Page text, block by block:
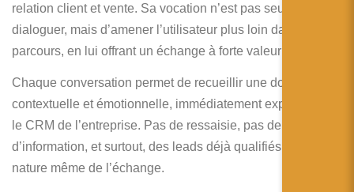
relation client et vente. Sa vocation n’est pas seulement de
dialoguer, mais d’amener l’utilisateur plus loin dans son
parcours, en lui offrant un échange à forte valeur ajoutée.
Chaque conversation permet de recueillir une donnée fine,
contextuelle et émotionnelle, immédiatement exportée vers
le CRM de l’entreprise. Pas de ressaisie, pas de perte
d’information, et surtout, des leads déjà qualifiés par la
nature même de l’échange.